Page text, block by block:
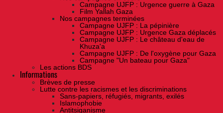
Campagne UJFP : Urgence guerre à Gaza
Film Yallah Gaza
Nos campagnes terminées
Campagne UJFP : La pépinière
Campagne UJFP : Urgence Gaza déplacés
Campagne UJFP : Le château d'eau de
Khuza'a
Campagne UJFP : De l'oxygène pour Gaza
Campagne "Un bateau pour Gaza"
Les actions BDS
Informations
Brèves de presse
Lutte contre les racismes et les discriminations
Sans-papiers, réfugiés, migrants, exilés
Islamophobie
Antitsiganisme